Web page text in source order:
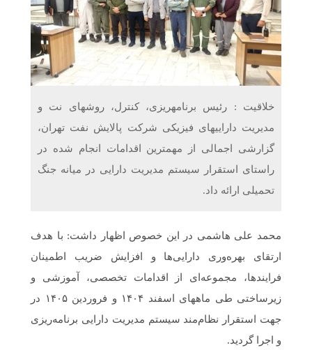
غرفه‌های «نگارا» در مرزهای اربعین آماده خدمت‌رسانی به
زائران هستند
خلاقیت : رئیس برنامه­ریزی، کنترل، روش­های نت و
مدیریت دارایی­های فیزیکی شرکت پالایش نفت تهران،
گزارشی اجمالی از مهم­ترین اقدامات انجام شده در
راستای استقرار سیستم مدیریت دارایی در میانه جنگ
تحمیلی ارائه داد.
محمد علی هاشمی در این خصوص اظهار داشت: با هدف
ارتقای بهره‌وری دارایی‌ها و افزایش ضریب اطمینان
فرایندها، مجموعه‌ای از اقدامات تخصصی، آموزشی و
زیرساختی طی ماه­های اسفند ۱۴۰۴ و فروردین ۱۴۰۵ در
جهت استقرار نظام‌مند سیستم مدیریت دارایی برنامه‌ریزی
و اجرا گردید.